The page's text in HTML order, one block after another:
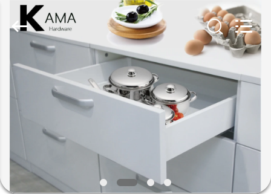
MAISON
PRODUITS
SUJET
DE
INDUSTRY
LIMITED.
Rights
Developed